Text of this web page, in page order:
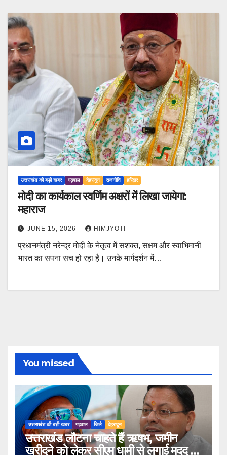
उत्तराखंड की बड़ी खबर गढ़वाल देहरादून राजनीति हरिद्वार
मोदी का कार्यकाल स्वर्णिम अक्षरों में लिखा जायेगा:
महाराज
JUNE 15, 2026 HIMJYOTI
प्रधानमंत्री नरेन्द्र मोदी के नेतृत्व में सशक्त, सक्षम और स्वाभिमानी
भारत का सपना सच हो रहा है। उनके मार्गदर्शन में…
You missed
उत्तराखंड की बड़ी खबर गढ़वाल जिले देहरादून
उत्तराखंड लौटना चाहते हैं ऋषभ, जमीन
खरीदने को लेकर सीएम धामी से लगाई मदद की